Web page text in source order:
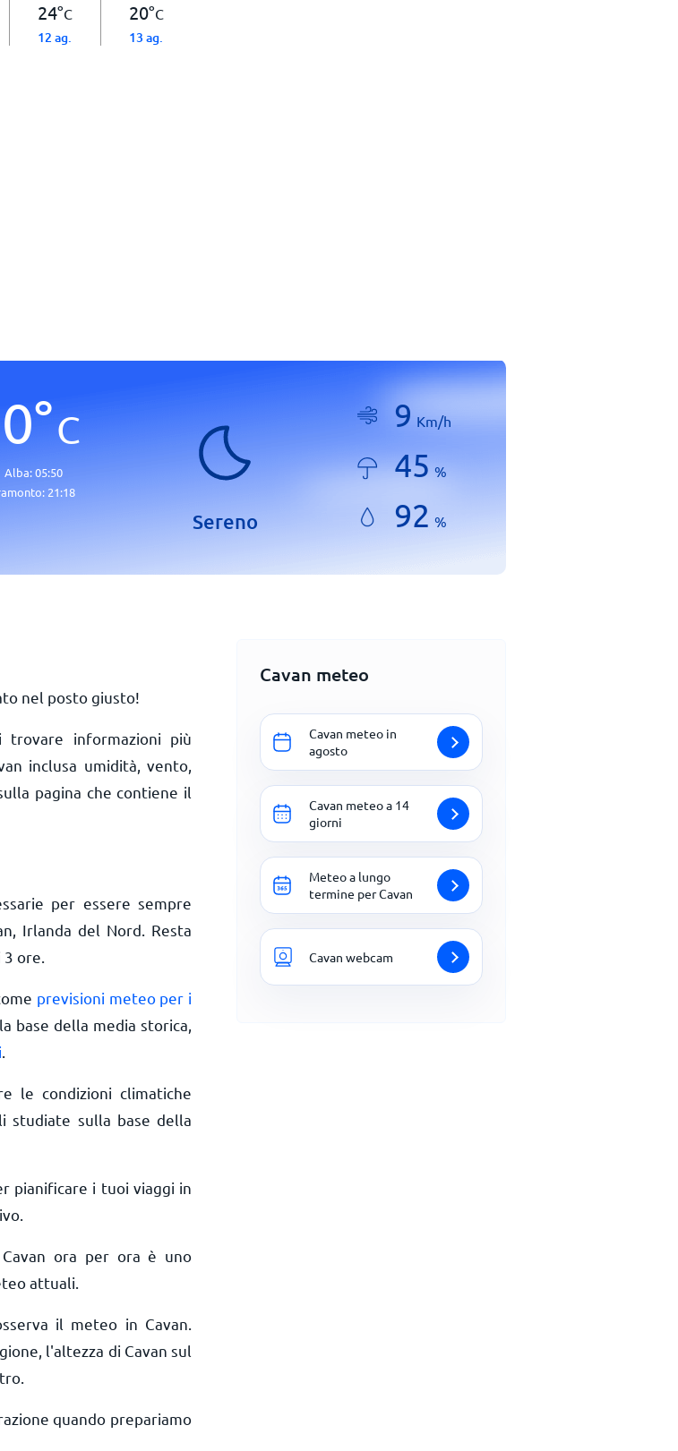
24°C
12 ag.
20°C
13 ag.
°C
Alba:05:50
21:18
Sereno
9 Km/h
45 %
92 %
nel posto giusto!
trovare informazioni più
inclusa umidità, vento,
pagina che contiene il
per essere sempre
Irlanda del Nord. Resta
ore.
previsioni meteo per i
base della media storica,
le condizioni climatiche
studiate sulla base della
pianificare i tuoi viaggi in
ora per ora è uno
attuali.
il meteo in Cavan.
l'altezza di Cavan sul
quando prepariamo
Cavan meteo
Cavan meteo in
agosto
Cavan meteo a 14
giorni
Meteo a lungo
termine per Cavan
Cavan webcam